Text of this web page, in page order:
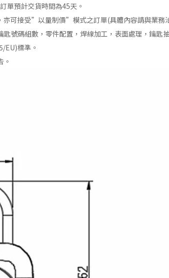
單預計交貨時間為45天。
亦可接受”以量制價”模式之訂單(具體內容請與業務
號碼組數，零件配置，焊線加工，表面處理，鑰匙
EU)標準。